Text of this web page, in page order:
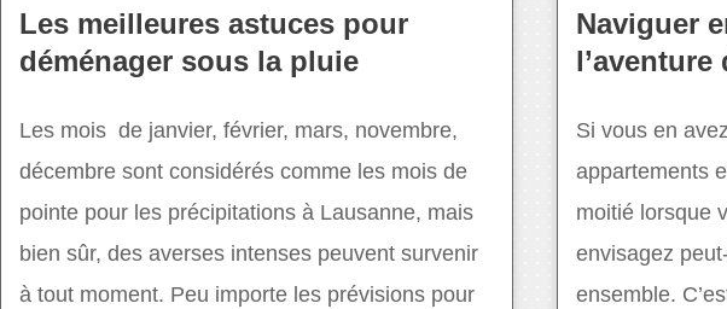
Les meilleures astuces pour
déménager sous la pluie
Les mois de janvier, février, mars, novembre,
décembre sont considérés comme les mois de
pointe pour les précipitations à Lausanne, mais
bien sûr, des averses intenses peuvent survenir
à tout moment. Peu importe les prévisions pour
Naviguer
l’aventure
Si vous en
appartements
moitié lorsque
envisagez
ensemble.